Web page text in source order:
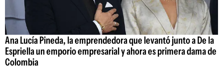
Ana Lucía Pineda, la emprendedora que levantó junto a De la
Espriella un emporio empresarial y ahora es primera dama de
Colombia